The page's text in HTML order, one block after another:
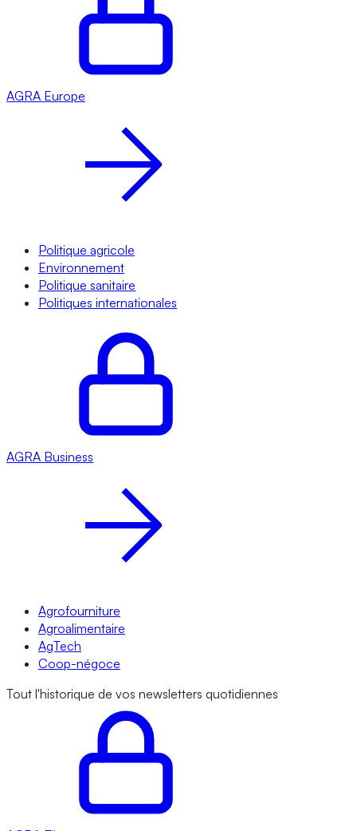
AGRA Europe
Politique agricole
Environnement
Politique sanitaire
Politiques internationales
AGRA Business
Agrofourniture
Agroalimentaire
AgTech
Coop-négoce
Tout l'historique de vos newsletters quotidiennes